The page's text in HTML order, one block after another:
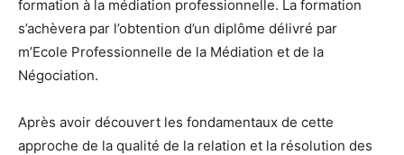
formation à la médiation professionnelle. La formation
s’achèvera par l’obtention d’un diplôme délivré par
m’Ecole Professionnelle de la Médiation et de la
Négociation.
Après avoir découvert les fondamentaux de cette
approche de la qualité de la relation et la résolution des